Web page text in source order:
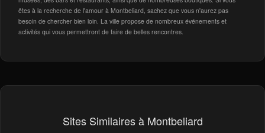
êtes à la recherche de l'amour à Montbeliard, sachez que vous n'aurez pas
besoin de chercher bien loin. La ville propose de nombreux événements et
activités qui vous permettront de faire de belles rencontres.
Sites Similaires à Montbeliard